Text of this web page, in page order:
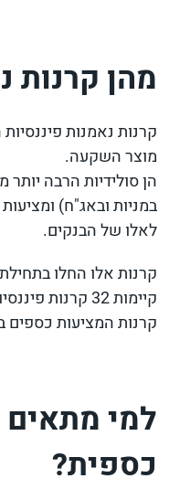
מהן קרנות
קרנות נאמנות
מוצר השקעה.
הן סולידיות הרבה
במניות ובאג"ח)
לאלו של הבנקים.
קיימות 32
קרנות המציעות כספים
למי
כספית?